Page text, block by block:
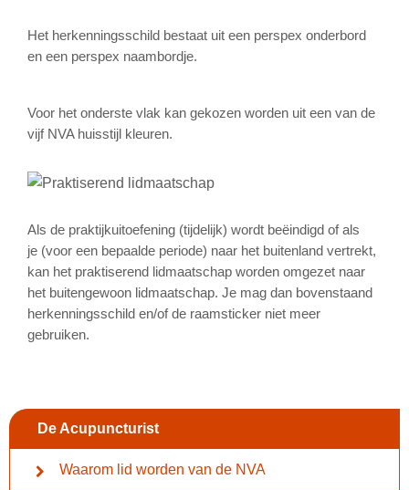
De Acupuncturist
Waarom lid worden van de NVA
Het herkenningsschild bestaat uit een perspex onderbord
en een perspex naambordje.
Voor het onderste vlak kan gekozen worden uit een van de
vijf NVA huisstijl kleuren.
Als de praktijkuitoefening (tijdelijk) wordt beëindigd of als
je (voor een bepaalde periode) naar het buitenland vertrekt,
kan het praktiserend lidmaatschap worden omgezet naar
het buitengewoon lidmaatschap. Je mag dan bovenstaand
herkenningsschild en/of de raamsticker niet meer
gebruiken.